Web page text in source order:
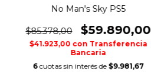
No Man's Sky PS5
$85.378,00 $59.890,00
$41.923,00 con Transferencia
Bancaria
6 cuotas sin interés de $9.981,67